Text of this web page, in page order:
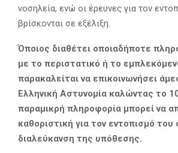
νοσηλεία, ενώ οι έρευνες για τον
βρίσκονται σε εξέλιξη.
Όποιος διαθέτει οποιαδήποτε
με το περιστατικό ή το
παρακαλείται να επικοινωνήσει
Ελληνική Αστυνομία καλώντας το
παραμικρή πληροφορία μπορεί να
καθοριστική για τον εντοπισμό του
διαλεύκανση της υπόθεσης.